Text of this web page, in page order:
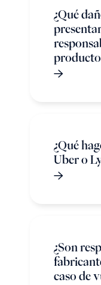
¿Qué
¿Qué
Uber o
¿Son
caso de